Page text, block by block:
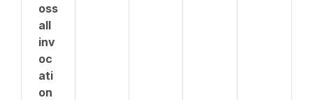
oss
all
inv
oc
ati
on